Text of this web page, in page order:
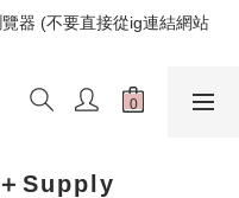
器 (不要直接從ig連結網站
器 (不要直接從ig連結網站
官方INSTAGRAM
Supply